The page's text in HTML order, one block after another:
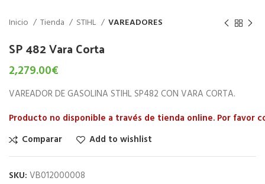
Inicio Tienda STIHL VAREADORES
SP 482 Vara Corta
2,279.00€
VAREADOR DE GASOLINA STIHL SP482 CON VARA CORTA.
Producto no disponible a través de tienda online. Por favor
Comparar
Add to wishlist
SKU: VB012000008